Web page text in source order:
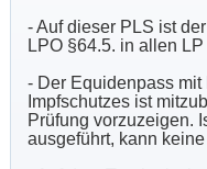
- Auf dieser PLS ist
LPO §64.5. in allen
- Der Equidenpass
Impfschutzes ist
Prüfung vorzuzeigen.
ausgeführt, kann